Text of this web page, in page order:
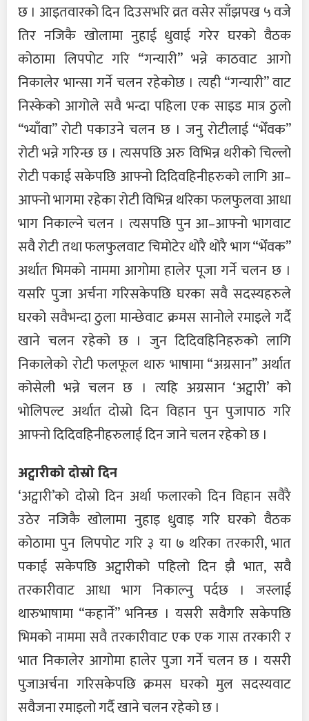
छ । आइतवारको दिन दिउसभरि व्रत वसेर साँझपख ५ वजे
तिर नजिकै खोलामा नुहाई धुवाई गरेर घरको वैठक
कोठामा लिपपोट गरि “गन्यारी” भन्ने काठवाट आगो
निकालेर भान्सा गर्ने चलन रहेकोछ । त्यही “गन्यारी” वाट
निस्केको आगोले सवै भन्दा पहिला एक साइड मात्र ठुलो
“भ्याँवा” रोटी पकाउने चलन छ । जनु रोटीलाई “भेँवक”
रोटी भन्ने गरिन्छ छ । त्यसपछि अरु विभिन्न थरीको चिल्लो
रोटी पकाई सकेपछि आफ्नो दिदिवहिनीहरुको लागि आ–
आफ्नो भागमा रहेका रोटी विभिन्न थरिका फलफुलवा आधा
भाग निकाल्ने चलन । त्यसपछि पुन आ–आफ्नो भागवाट
सवै रोटी तथा फलफुलवाट चिमोटेर थोरै थोरै भाग “भेँवक”
अर्थात भिमको नाममा आगोमा हालेर पूजा गर्ने चलन छ ।
यसरि पुजा अर्चना गरिसकेपछि घरका सवै सदस्यहरुले
घरको सवैभन्दा ठुला मान्छेवाट क्रमस सानोले रमाइले गर्दै
खाने चलन रहेको छ । जुन दिदिवहिनिहरुको लागि
निकालेको रोटी फलफूल थारु भाषामा “अग्रसान” अर्थात
कोसेली भन्ने चलन छ । त्यहि अग्रसान ‘अट्वारी’ को
भोलिपल्ट अर्थात दोस्रो दिन विहान पुन पुजापाठ गरि
आफ्नो दिदिवहिनीहरुलाई दिन जाने चलन रहेको छ ।
अट्वारीको दोस्रो दिन
‘अट्वारी’को दोस्रो दिन अर्था फलारको दिन विहान सवैरै
उठेर नजिकै खोलामा नुहाइ धुवाइ गरि घरको वैठक
कोठामा पुन लिपपोट गरि ३ या ७ थरिका तरकारी, भात
पकाई सकेपछि अट्वारीको पहिलो दिन झै भात, सवै
तरकारीवाट आधा भाग निकाल्नु पर्दछ । जस्लाई
थारुभाषामा “कहार्ने” भनिन्छ । यसरी सवैगरि सकेपछि
भिमको नाममा सवै तरकारीवाट एक एक गास तरकारी र
भात निकालेर आगोमा हालेर पुजा गर्ने चलन छ । यसरी
पुजाअर्चना गरिसकेपछि क्रमस घरको मुल सदस्यवाट
सवैजना रमाइलो गर्दै खाने चलन रहेको छ ।